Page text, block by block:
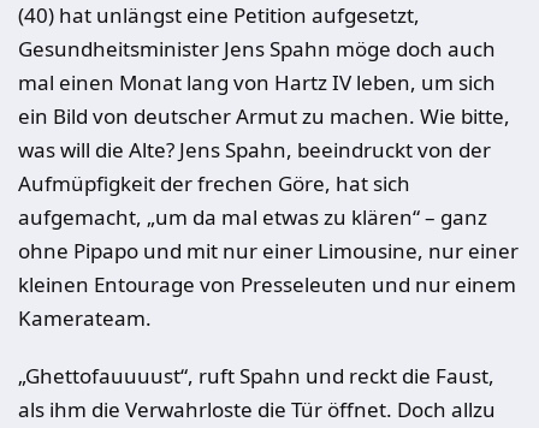
(40) hat unlängst eine Petition aufgesetzt,
Gesundheitsminister Jens Spahn möge doch auch
mal einen Monat lang von Hartz IV leben, um sich
ein Bild von deutscher Armut zu machen. Wie bitte,
was will die Alte? Jens Spahn, beeindruckt von der
Aufmüpfigkeit der frechen Göre, hat sich
aufgemacht, „um da mal etwas zu klären“ – ganz
ohne Pipapo und mit nur einer Limousine, nur einer
kleinen Entourage von Presseleuten und nur einem
Kamerateam.
„Ghettofauuuust“, ruft Spahn und reckt die Faust,
als ihm die Verwahrloste die Tür öffnet. Doch allzu